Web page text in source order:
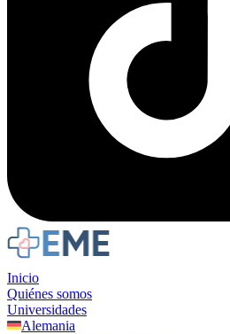
Inicio
Quiénes somos
Universidades
Alemania